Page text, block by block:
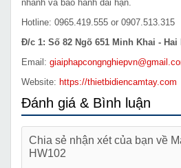
nhanh và bảo hành dài hạn.
Hotline: 0965.419.555 or 0907.513.315
Đ/c 1: Số 82 Ngõ 651 Minh Khai - Hai
Email:
Website: https://thietbidiencamtay.com
Đánh giá & Bình luận
Chia sẻ nhận xét của bạn về
HW102